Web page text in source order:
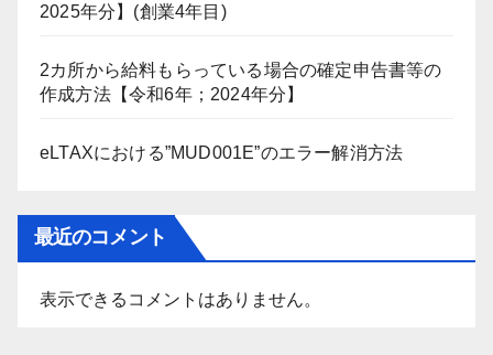
2025年分】(創業4年目)
2カ所から給料もらっている場合の確定申告書等の
作成方法【令和6年；2024年分】
eLTAXにおける”MUD001E”のエラー解消方法
最近のコメント
表示できるコメントはありません。